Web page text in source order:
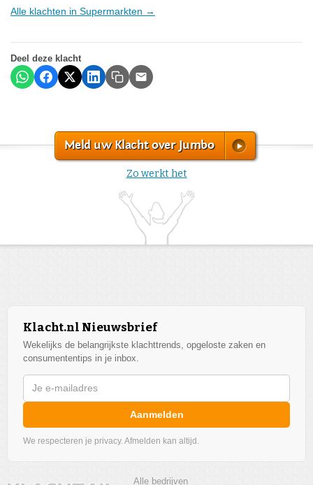
Alle klachten in Supermarkten →
Deel deze klacht
Meld uw Klacht over Jumbo
Zo werkt het
Klacht.nl Nieuwsbrief
Wekelijks de belangrijkste klachttrends, opgeloste zaken en
consumententips in je inbox.
Aanmelden
We respecteren je privacy. Afmelden kan altijd.
Alle bedrijven